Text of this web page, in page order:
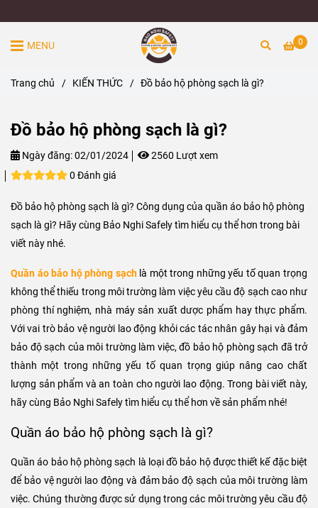
0
MENU
Trang chủ / KIẾN THỨC / Đồ bảo hộ phòng sạch là gì?
Đồ bảo hộ phòng sạch là gì?
Ngày đăng:02/01/2024
2560 Lượt xem
0 Đánh giá
Đồ bảo hộ phòng sạch là gì? Công dụng của quần áo bảo hộ phòng
sạch là gì? Hãy cùng Bảo Nghi Safely tìm hiểu cụ thể hơn trong bài
viết này nhé.
Quần áo bảo hộ phòng sạchlà một trong những yếu tố quan trọng
không thể thiếu trong môi trường làm việc yêu cầu độ sạch cao như
phòng thí nghiệm, nhà máy sản xuất dược phẩm hay thực phẩm.
Với vai trò bảo vệ người lao động khỏi các tác nhân gây hại và đảm
bảo độ sạch của môi trường làm việc, đồ bảo hộ phòng sạch đã trở
thành một trong những yếu tố quan trọng giúp nâng cao chất
lượng sản phẩm và an toàn cho người lao động. Trong bài viết này,
hãy cùng Bảo Nghi Safely tìm hiểu cụ thể hơn về sản phẩm nhé!
Quần áo bảo hộ phòng sạch là gì?
Quần áo bảo hộ phòng sạch là loại đồ bảo hộ được thiết kế đặc biệt
để bảo vệ người lao động và đảm bảo độ sạch của môi trường làm
việc. Chúng thường được sử dụng trong các môi trường yêu cầu độ